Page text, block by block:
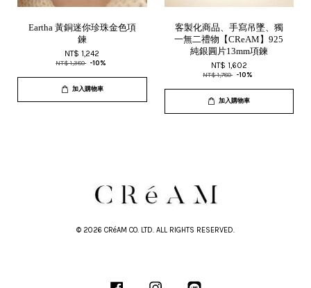
Eartha 黃銅迷你珍珠金色項
鍊
NT$ 1,242
NT$ 1,380 -10%
加入購物車
客製化商品、手寫吊墜、獨
一無二禮物【CReAM】925
純銀圓片13mm項鍊
NT$ 1,602
NT$ 1,780 -10%
加入購物車
© 2026 CRéAM CO. LTD. ALL RIGHTS RESERVED.
Facebook Instagram